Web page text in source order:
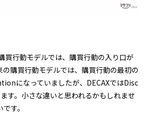
買行動モデルでは、購買行動の入り口が
の購買行動モデルでは、購買行動の最初の
になっていましたが、DECAXではDisc
す。小さな違いと思われるかもしれませ
す。